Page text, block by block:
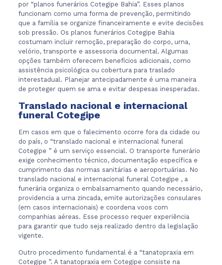
por “planos funerários Cotegipe Bahia”. Esses planos
funcionam como uma forma de prevenção, permitindo
que a família se organize financeiramente e evite decisões
sob pressão. Os planos funerários Cotegipe Bahia
costumam incluir remoção, preparação do corpo, urna,
velório, transporte e assessoria documental. Algumas
opções também oferecem benefícios adicionais, como
assistência psicológica ou cobertura para traslado
interestadual. Planejar antecipadamente é uma maneira
de proteger quem se ama e evitar despesas inesperadas.
Translado nacional e internacional
funeral Cotegipe
Em casos em que o falecimento ocorre fora da cidade ou
do país, o “translado nacional e internacional funeral
Cotegipe ” é um serviço essencial. O transporte funerário
exige conhecimento técnico, documentação específica e
cumprimento das normas sanitárias e aeroportuárias. No
translado nacional e internacional funeral Cotegipe , a
funerária organiza o embalsamamento quando necessário,
providencia a urna zincada, emite autorizações consulares
(em casos internacionais) e coordena voos com
companhias aéreas. Esse processo requer experiência
para garantir que tudo seja realizado dentro da legislação
vigente.
Outro procedimento fundamental é a “tanatopraxia em
Cotegipe ”. A tanatopraxia em Cotegipe consiste na